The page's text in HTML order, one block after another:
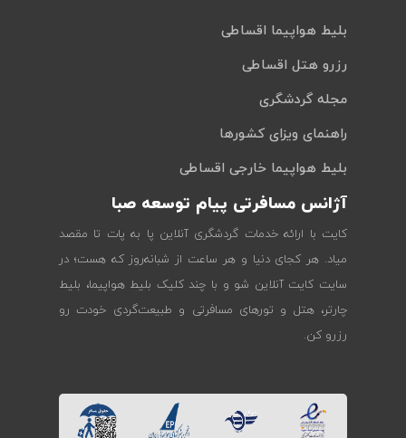
بلیط هواپیما اقساطی
رزرو هتل اقساطی
مجله گردشگری
راهنمای ویزای کشورها
بلیط هواپیما خارجی اقساطی
آژانس مسافرتی پیام توسعه صبا
کایت با ارائه خدمات گردشگری آنلاین پا به پات تا مقصد
میاد. هر کجای دنیا و هر ساعت از شبانه‌روز که هست؛ در
سایت کایت آنلاین شو و با چند کلیک بلیط هواپیما، بلیط
چارتر، هتل و تورهای مسافرتی و طبیعت‌گردی خودت رو
رزرو کن.